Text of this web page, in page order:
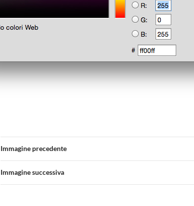
Immagine precedente
Immagine successiva